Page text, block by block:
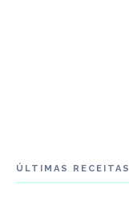
ÚLTIMAS RECEITAS